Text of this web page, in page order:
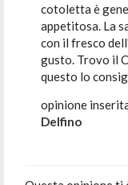
cotoletta è
appetitosa. La
con il fresco
gusto. Trovo il
questo lo
opinione
Delfino